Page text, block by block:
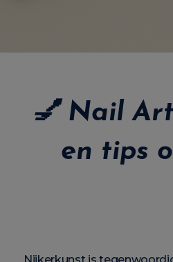
💅 Nail
en tips
Nijkerkunst is